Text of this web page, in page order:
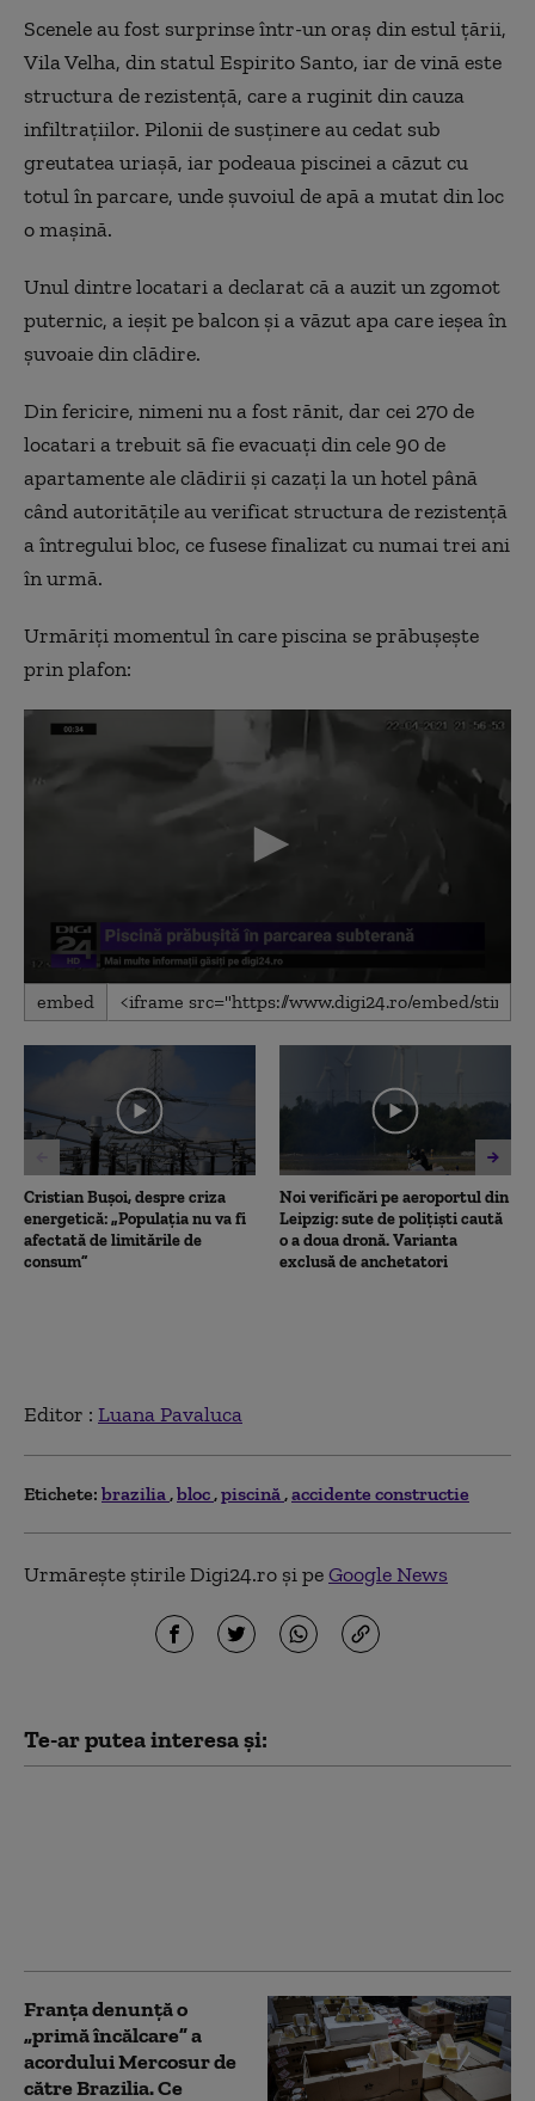
Scenele au fost surprinse într-un oraș din estul țării,
Vila Velha, din statul Espirito Santo, iar de vină este
structura de rezistență, care a ruginit din cauza
infiltrațiilor. Pilonii de susținere au cedat sub
greutatea uriașă, iar podeaua piscinei a căzut cu
totul în parcare, unde șuvoiul de apă a mutat din loc
o mașină.
Unul dintre locatari a declarat că a auzit un zgomot
puternic, a ieșit pe balcon și a văzut apa care ieșea în
șuvoaie din clădire.
Din fericire, nimeni nu a fost rănit, dar cei 270 de
locatari a trebuit să fie evacuați din cele 90 de
apartamente ale clădirii și cazați la un hotel până
când autoritățile auverificat structura de rezistență
a întregului bloc, ce fusese finalizat cu numai trei ani
în urmă.
Urmăriți momentul în care piscina se prăbușește
prin plafon:
0
seconds
39
seconds
embed
Cristian Bușoi, despre criza
energetică: „Populația nu va fi
afectată de limitările de
consum”
Noi verificări pe aeroportul din
Leipzig: sute de polițiști caută
o a doua dronă. Varianta
exclusă de anchetatori
Editor : Luana Pavaluca
Etichete: brazilia bloc piscină accidente constructie
Urmărește știrile Digi24.ro și peGoogle News
Te-ar putea interesa și:
Franța denunță o
„primă încălcare” a
acordului Mercosur de
către Brazilia. Ce